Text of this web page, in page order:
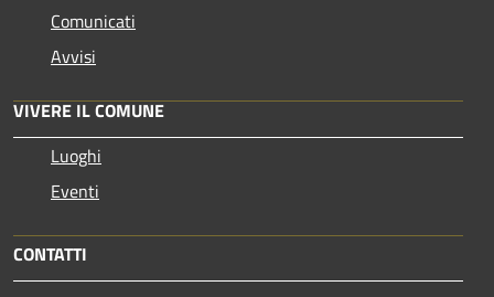
Comunicati
Avvisi
VIVERE IL COMUNE
Luoghi
Eventi
CONTATTI